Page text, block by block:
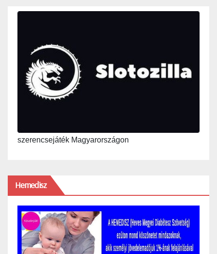
szerencsejáték Magyarországon
Hemedisz